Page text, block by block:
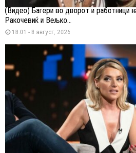
(Видео) Багери во дворот и работници
Ракочевиќ и Вељко...
18:01 - 8 август, 2026